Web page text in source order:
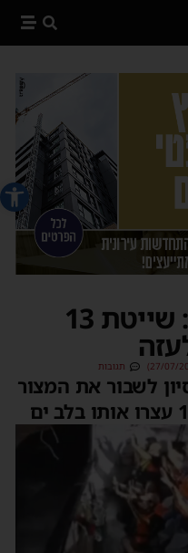
פתח
השתלטות בלב ים: שייטת 13
תגובות
לשבור את המצור